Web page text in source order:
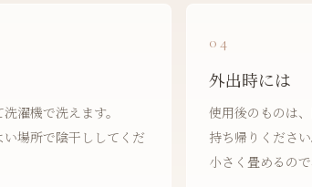
濯機で洗えます。
場所で陰干ししてくだ
04
外出時には
使用後のものは
持ち帰りください
小さく畳めるの